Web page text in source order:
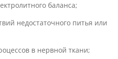
баланса;
недостаточного питья или
в нервной ткани;